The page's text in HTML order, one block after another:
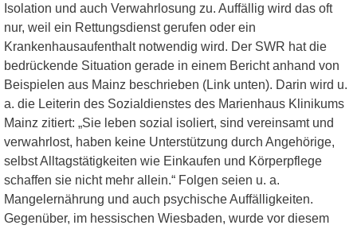
Isolation und auch Verwahrlosung zu. Auffällig wird das oft
nur, weil ein Rettungsdienst gerufen oder ein
Krankenhausaufenthalt notwendig wird. Der SWR hat die
bedrückende Situation gerade in einem Bericht anhand von
Beispielen aus Mainz beschrieben (Link unten). Darin wird u.
a. die Leiterin des Sozialdienstes des Marienhaus Klinikums
Mainz zitiert: „Sie leben sozial isoliert, sind vereinsamt und
verwahrlost, haben keine Unterstützung durch Angehörige,
selbst Alltagstätigkeiten wie Einkaufen und Körperpflege
schaffen sie nicht mehr allein.“ Folgen seien u. a.
Mangelernährung und auch psychische Auffälligkeiten.
Gegenüber, im hessischen Wiesbaden, wurde vor diesem